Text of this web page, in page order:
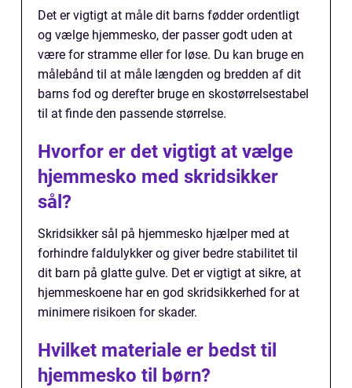
Det er vigtigt at måle dit barns fødder ordentligt
og vælge hjemmesko, der passer godt uden at
være for stramme eller for løse. Du kan bruge en
målebånd til at måle længden og bredden af dit
barns fod og derefter bruge en skostørrelsestabel
til at finde den passende størrelse.
Hvorfor er det vigtigt at vælge
hjemmesko med skridsikker
sål?
Skridsikker sål på hjemmesko hjælper med at
forhindre faldulykker og giver bedre stabilitet til
dit barn på glatte gulve. Det er vigtigt at sikre, at
hjemmeskoene har en god skridsikkerhed for at
minimere risikoen for skader.
Hvilket materiale er bedst til
hjemmesko til børn?